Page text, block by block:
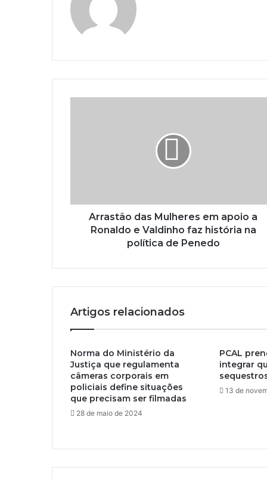
Arrastão das Mulheres em apoio a
Ronaldo e Valdinho faz história na
política de Penedo
Artigos relacionados
Norma do Ministério da
Justiça que regulamenta
câmeras corporais em
policiais define situações
que precisam ser filmadas
28 de maio de 2024
PCAL
integrar
13 de